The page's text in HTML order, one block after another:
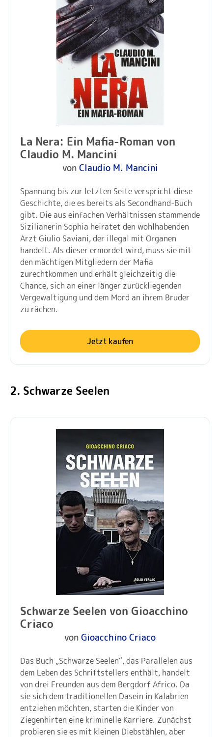
La Nera: Ein Mafia-Roman von
Claudio M. Mancini
von Claudio M. Mancini
Spannung bis zur letzten Seite verspricht diese
Geschichte, die es bereits als Secondhand-Buch
gibt. Die aus einfachen Verhältnissen stammende
Sizilianerin Sophia heiratet den wohlhabenden
Arzt Giulio Saviani, der illegal mit Organen
handelt. Als dieser ermordet wird, muss sie mit
den mächtigen Mitgliedern der Mafia
zurechtkommen und erhält gleichzeitig die
Chance, sich an einer länger zurückliegenden
Vergewaltigung und dem Mord an ihrem Bruder
zu rächen.
Jetzt kaufen
2. Schwarze Seelen
Schwarze Seelen von Gioacchino
Criaco
von Gioacchino Criaco
Das Buch „Schwarze Seelen“, das Parallelen aus
dem Leben des Schriftstellers enthält, handelt
von drei Freunden aus dem Bergdorf Africo. Da
sie sich dem traditionellen Dasein in Kalabrien
entziehen möchten, starten die Kinder von
Ziegenhirten eine kriminelle Karriere. Zunächst
probieren sie es mit kleinen Diebstählen, aber